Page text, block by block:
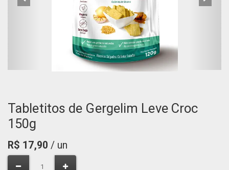
Tabletitos de Gergelim Leve Croc
150g
R$ 17,90 / un